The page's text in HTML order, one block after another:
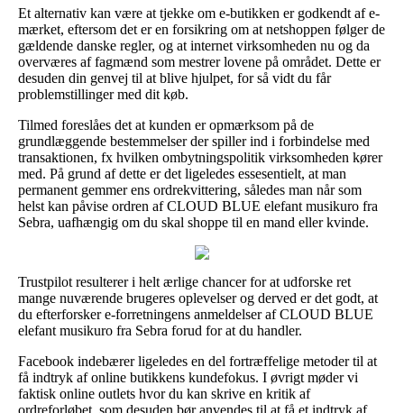
Et alternativ kan være at tjekke om e-butikken er godkendt af e-
mærket, eftersom det er en forsikring om at netshoppen følger de
gældende danske regler, og at internet virksomheden nu og da
overværes af fagmænd som mestrer lovene på området. Dette er
desuden din genvej til at blive hjulpet, for så vidt du får
problemstillinger med dit køb.
Tilmed foreslåes det at kunden er opmærksom på de
grundlæggende bestemmelser der spiller ind i forbindelse med
transaktionen, fx hvilken ombytningspolitik virksomheden kører
med. På grund af dette er det ligeledes essesentielt, at man
permanent gemmer ens ordrekvittering, således man når som
helst kan påvise ordren af CLOUD BLUE elefant musikuro fra
Sebra, uafhængig om du skal shoppe til en mand eller kvinde.
Trustpilot resulterer i helt ærlige chancer for at udforske ret
mange nuværende brugeres oplevelser og derved er det godt, at
du efterforsker e-forretningens anmeldelser af CLOUD BLUE
elefant musikuro fra Sebra forud for at du handler.
Facebook indebærer ligeledes en del fortræffelige metoder til at
få indtryk af online butikkens kundefokus. I øvrigt møder vi
faktisk online outlets hvor du kan skrive en kritik af
ordreforløbet, som desuden bør anvendes til at få et indtryk af